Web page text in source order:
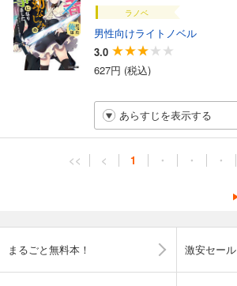
ラノベ
男性向けライトノベル
3.0
627円 (税込)
あらすじを表示する
<< < 1 ・ ・ ・
まるごと無料本！ 激安セール